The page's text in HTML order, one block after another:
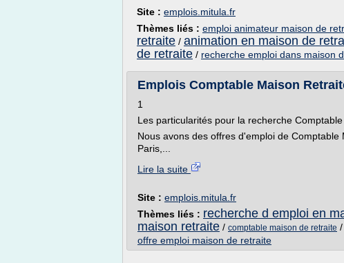
Site : emplois.mitula.fr
Thèmes liés : emploi animateur maison de
retraite / animation en maison de
de retraite / recherche emploi dans maison
Emplois Comptable Maison
1
Les particularités pour la recherche
Nous avons des offres d'emploi de
Paris,...
Lire la suite
Site : emplois.mitula.fr
Thèmes liés : recherche d emploi en
maison retraite / comptable maison de retraite /
offre emploi maison de retraite